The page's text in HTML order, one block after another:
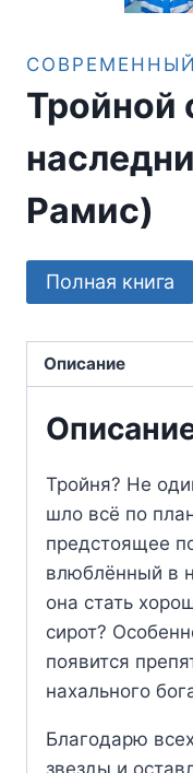
Тройной
Рамис)
Полная книга
Описание
Тройня? Не
шло всё по
предстоящее
влюблённый в
она стать
сирот?
появится
нахального
Благодарю
звезды и